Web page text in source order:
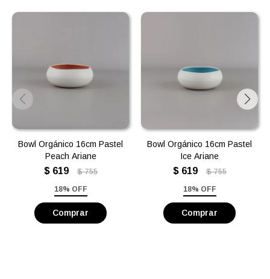
Bowl Orgánico 16cm Pastel
Peach Ariane
$ 619 $ 755
18% OFF
Bowl Orgánico 16cm Pastel
Ice Ariane
$ 619 $ 755
18% OFF